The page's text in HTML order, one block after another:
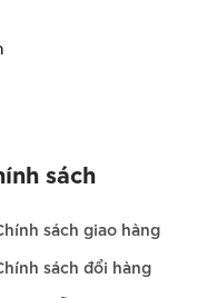
sách
sách giao hàng
sách đổi hàng